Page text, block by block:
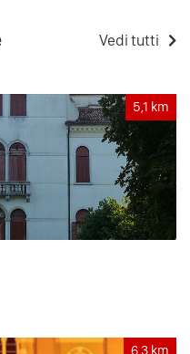
Vedi tutti
5,1 km
6,3 km